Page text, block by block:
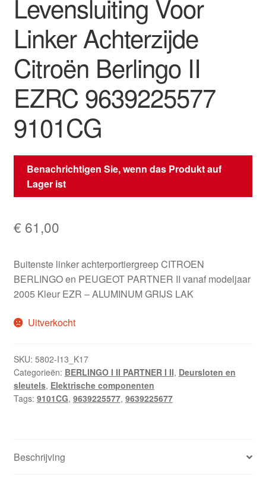
Levensluiting Voor
Linker Achterzijde
Citroën Berlingo II
EZRC 9639225577
9101CG
Benachrichtigen Sie, wenn das Produkt auf
Lager ist
€ 61,00
Buitenste linker achterportiergreep CITROEN
BERLINGO en PEUGEOT PARTNER II vanaf modeljaar
2005 Kleur EZR – ALUMINUM GRIJS LAK
Uitverkocht
SKU: 5802-I13_K17
Categorieën: BERLINGO I II PARTNER I II, Deursloten en
sleutels, Elektrische componenten
Tags: 9101CG, 9639225577, 9639225677
Beschrijving